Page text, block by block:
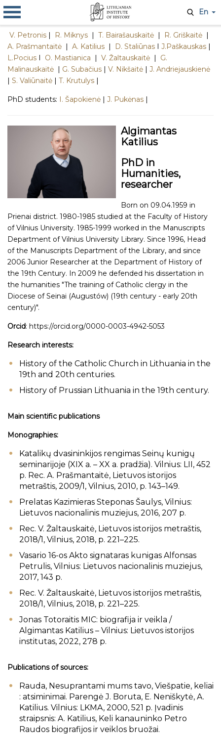
V. Petronis | R. Miknys | T. Bairašauskaitė | R. Griškaitė |
A. Prašmantaitė | A. Katilius | D. Staliūnas I J.Paškauskas |
L.Pocius I O. Mastianica | V. Žaltauskaitė | G.
Malinauskaitė | G. Subačius | V. Nikšaitė | J. Andriejauskienė
| S. Valiūnaitė | T. Krutulys |
PhD students: I. Šapokienė | J. Pukėnas |
Algimantas
Katilius
PhD in
Humanities,
researcher
Born on 09.04.1959 in
Prienai district. 1980-1985 studied at the Faculty of History
of Vilnius University. 1985-1999 worked in the Manuscripts
Department of Vilnius University Library. Since 1996, Head
of the Manuscripts Department of the Library, and since
2006 Junior Researcher at the Department of History of
the 19th Century. In 2009 he defended his dissertation in
the humanities "The training of Catholic clergy in the
Diocese of Seinai (Augustów) (19th century - early 20th
century)".
Orcid: https://orcid.org/0000-0003-4942-5053
Research interests:
History of the Catholic Church in Lithuania in the
19th and 20th centuries.
History of Prussian Lithuania in the 19th century.
Main scientific publications
Monographies:
Katalikų dvasininkijos rengimas Seinų kunigų
seminarijoje (XIX a. – XX a. pradžia). Vilnius: LII, 452
p. Rec. A. Prašmantaitė, Lietuvos istorijos
metraštis, 2009/1, Vilnius, 2010, p. 143–149.
Prelatas Kazimieras Steponas Šaulys, Vilnius:
Lietuvos nacionalinis muziejus, 2016, 207 p.
Rec. V. Žaltauskaitė, Lietuvos istorijos metraštis,
2018/1, Vilnius, 2018, p. 221–225.
Vasario 16-os Akto signataras kunigas Alfonsas
Petrulis, Vilnius: Lietuvos nacionalinis muziejus,
2017, 143 p.
Rec. V. Žaltauskaitė, Lietuvos istorijos metraštis,
2018/1, Vilnius, 2018, p. 221–225.
Jonas Totoraitis MIC: biografija ir veikla /
Algimantas Katilius – Vilnius: Lietuvos istorijos
institutas, 2022, 278 p.
Publications of sources:
Rauda, Nesuprantami mums tavo, Viešpatie, keliai
: atsiminimai. Parengė J. Boruta, E. Neniškytė, A.
Katilius. Vilnius: LKMA, 2000, 521 p. Įvadinis
straipsnis: A. Katilius, Keli kanauninko Petro
Raudos biografijos ir veiklos bruožai.
En